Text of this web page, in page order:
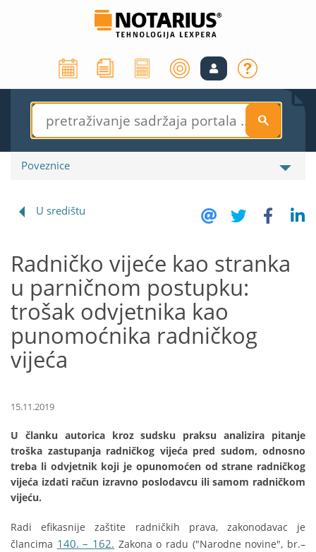
S
Poveznice
U središtu
Radničko vijeće kao stranka
u parničnom postupku:
trošak odvjetnika kao
punomoćnika radničkog
vijeća
15.11.2019
U članku autorica kroz sudsku praksu analizira pitanje
troška zastupanja radničkog vijeća pred sudom, odnosno
treba li odvjetnik koji je opunomoćen od strane radničkog
vijeća izdati račun izravno poslodavcu ili samom radničkom
vijeću.
Radi efikasnije zaštite radničkih prava, zakonodavac je
člancima 140. – 162. Zakona o radu ("Narodne novine", br.–